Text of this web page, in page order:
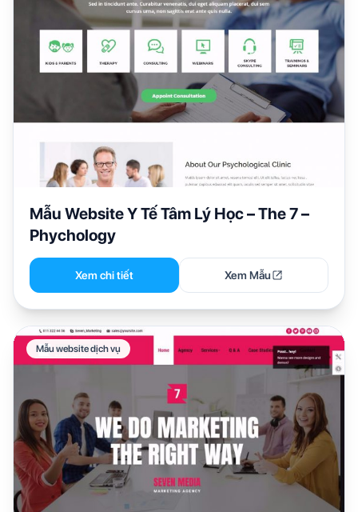
Mẫu Website Y Tế Tâm Lý Học – The 7 –
Phychology
Xem chi tiết Xem Mẫu
Mẫu website dịch vụ